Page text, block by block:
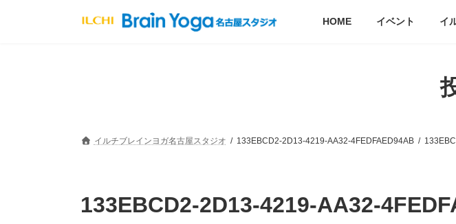
HOME イベント イ
イルチブレインヨガ名古屋スタジオ 133EBCD2-2D13-4219-AA32-4FEDFAED94AB
133EBCD2-2D13-4219-AA32-